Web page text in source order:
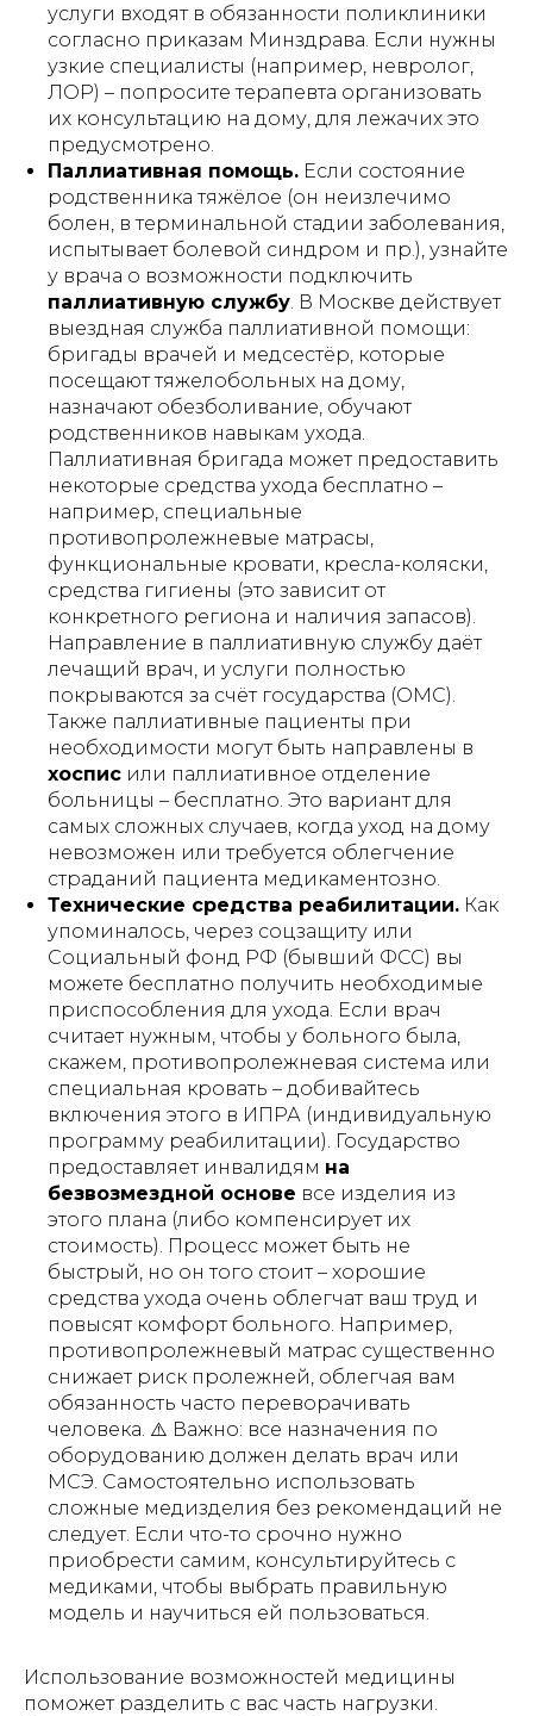
услуги входят в обязанности поликлиники
согласно приказам Минздрава. Если нужны
узкие специалисты (например, невролог,
ЛОР) – попросите терапевта организовать
их консультацию на дому, для лежачих это
предусмотрено.
Паллиативная помощь. Если состояние
родственника тяжёлое (он неизлечимо
болен, в терминальной стадии заболевания,
испытывает болевой синдром и пр.), узнайте
у врача о возможности подключить
паллиативную службу. В Москве действует
выездная служба паллиативной помощи:
бригады врачей и медсестёр, которые
посещают тяжелобольных на дому,
назначают обезболивание, обучают
родственников навыкам ухода.
Паллиативная бригада может предоставить
некоторые средства ухода бесплатно –
например, специальные
противопролежневые матрасы,
функциональные кровати, кресла-коляски,
средства гигиены (это зависит от
конкретного региона и наличия запасов).
Направление в паллиативную службу даёт
лечащий врач, и услуги полностью
покрываются за счёт государства (ОМС).
Также паллиативные пациенты при
необходимости могут быть направлены в
хоспис или паллиативное отделение
больницы – бесплатно. Это вариант для
самых сложных случаев, когда уход на дому
невозможен или требуется облегчение
страданий пациента медикаментозно.
Технические средства реабилитации. Как
упоминалось, через соцзащиту или
Социальный фонд РФ (бывший ФСС) вы
можете бесплатно получить необходимые
приспособления для ухода. Если врач
считает нужным, чтобы у больного была,
скажем, противопролежневая система или
специальная кровать – добивайтесь
включения этого в ИПРА (индивидуальную
программу реабилитации). Государство
предоставляет инвалидям на
безвозмездной основе все изделия из
этого плана (либо компенсирует их
стоимость). Процесс может быть не
быстрый, но он того стоит – хорошие
средства ухода очень облегчат ваш труд и
повысят комфорт больного. Например,
противопролежневый матрас существенно
снижает риск пролежней, облегчая вам
обязанность часто переворачивать
человека. ⚠️ Важно: все назначения по
оборудованию должен делать врач или
МСЭ. Самостоятельно использовать
сложные медизделия без рекомендаций не
следует. Если что-то срочно нужно
приобрести самим, консультируйтесь с
медиками, чтобы выбрать правильную
модель и научиться ей пользоваться.
Использование возможностей медицины
поможет разделить с вас часть нагрузки.